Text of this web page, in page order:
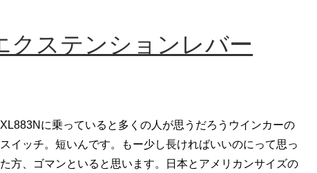
クステンションレバー
XL883Nに乗っていると多くの人が思うだろうウインカーの
スイッチ。短いんです。もー少し長ければいいのにって思っ
た方、ゴマンといると思います。日本とアメリカンサイズの